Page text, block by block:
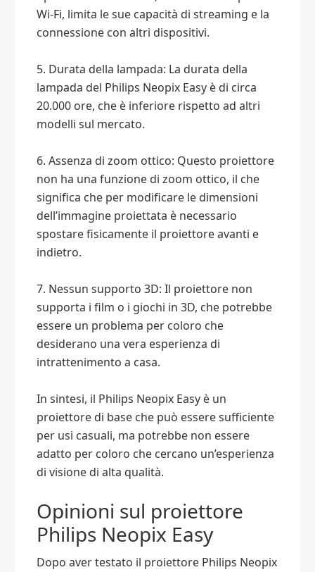
Wi-Fi, limita le sue capacità di streaming e la
connessione con altri dispositivi.
5. Durata della lampada: La durata della
lampada del Philips Neopix Easy è di circa
20.000 ore, che è inferiore rispetto ad altri
modelli sul mercato.
6. Assenza di zoom ottico: Questo proiettore
non ha una funzione di zoom ottico, il che
significa che per modificare le dimensioni
dell’immagine proiettata è necessario
spostare fisicamente il proiettore avanti e
indietro.
7. Nessun supporto 3D: Il proiettore non
supporta i film o i giochi in 3D, che potrebbe
essere un problema per coloro che
desiderano una vera esperienza di
intrattenimento a casa.
In sintesi, il Philips Neopix Easy è un
proiettore di base che può essere sufficiente
per usi casuali, ma potrebbe non essere
adatto per coloro che cercano un’esperienza
di visione di alta qualità.
Opinioni sul proiettore
Philips Neopix Easy
Dopo aver testato il proiettore Philips Neopix